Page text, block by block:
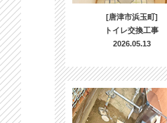
[唐津市浜玉町]
トイレ交換工事
2026.05.13